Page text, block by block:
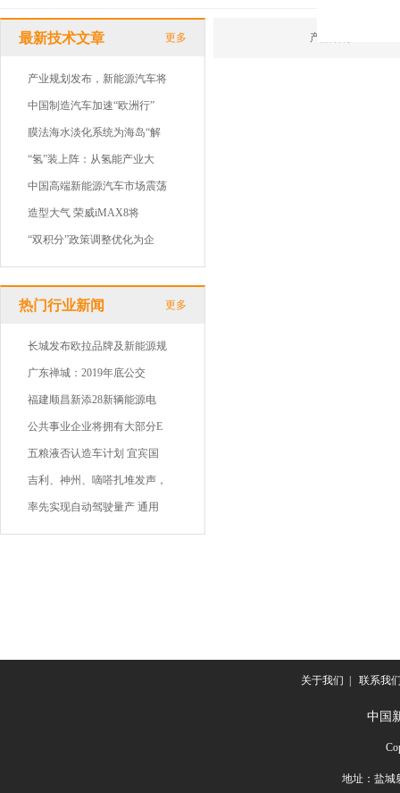
最新技术文章 更多
产业规划发布，新能源汽车将
中国制造汽车加速“欧洲行”
膜法海水淡化系统为海岛“解
“氢”装上阵：从氢能产业大
中国高端新能源汽车市场震荡
造型大气 荣威iMAX8将
“双积分”政策调整优化为企
热门行业新闻 更多
长城发布欧拉品牌及新能源规
广东禅城：2019年底公交
福建顺昌新添28新辆能源电
公共事业企业将拥有大部分E
五粮液否认造车计划 宜宾国
吉利、神州、嘀嗒扎堆发声，
率先实现自动驾驶量产 通用
产品名称
关于我们 联系我
中国
地址：盐城